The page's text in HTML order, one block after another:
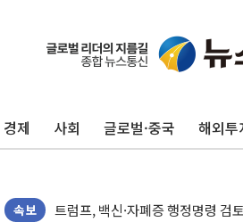
경제 사회 글로벌·중국 해외투
속보
뉴욕증시, 고용 쇼크에 금리 인상
트럼프, 쿡 연준 이사 해임 재추
미 연준 매파 기세 꺾이나…고용
[종합] 이슬람 수니파 3국, '공동
美 항소법원, 백악관 무도회장 공